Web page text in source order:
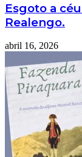
Esgoto a
Realengo.
abril 16, 2026